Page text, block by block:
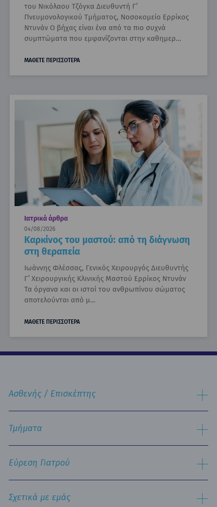
του Νικόλαου Τζόγκα Διευθυντή Γ’
Πνευμονολογικού Τμήματος, Νοσοκομείο Ερρίκος
Ντυνάν Ο βήχας είναι ένα από τα πιο συχνά
συμπτώματα που εμφανίζονται στην καθημερ…
ΜΑΘΕΤΕ ΠΕΡΙΣΣΟΤΕΡΑ
Ιατρικά άρθρα
04/08/2026
Καρκίνος του μαστού: από τη διάγνωση
στη θεραπεία
Ιωάννης Φλέσσας, Γενικός Χειρουργός Διευθυντής
Γ’ Χειρουργικής Κλινικής Μαστού Ερρίκος Ντυνάν
Τα όργανα και οι ιστοί του ανθρωπίνου σώματος
αποτελούνται από μ…
ΜΑΘΕΤΕ ΠΕΡΙΣΣΟΤΕΡΑ
Ασθενής / Επισκέπτης
Διαδικασία Εισαγωγής
Διαδικασία Eξιτηρίου
Δωμάτια & Διατροφή
Υπηρεσίες
Τμήμα Εξυπηρέτησης Ασθενών
Τμήματα
Εργαστηριακός Τομέας
Χειρουργικός Τομέας
Παθολογικός Τομέας
Ειδικές Μονάδες
Νοσηλευτική Υπηρεσία
Εύρεση Γιατρού
Αναζήτηση
Σχετικά με εμάς